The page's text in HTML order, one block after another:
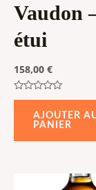
Vaudon
étui
158,00 €
Note
AJOUTER
PANIER